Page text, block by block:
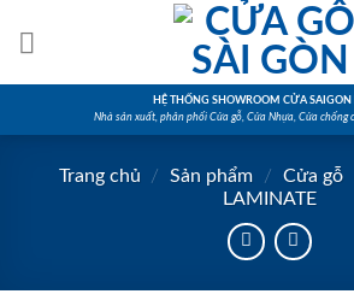
HỆ THỐNG SHOWROOM CỬA SAIGON
Nhà sản xuất, phân phối Cửa gỗ, Cửa Nhựa, Cửa chống
Trang chủ / Sản phẩm / Cửa gỗ
LAMINATE